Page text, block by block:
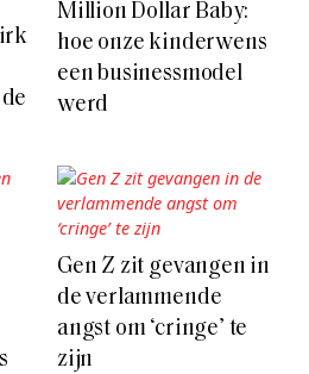
Million Dollar Baby:
hoe onze kinderwens
een businessmodel
werd
Gen Z zit gevangen in
de verlammende
angst om ‘cringe’ te
zijn